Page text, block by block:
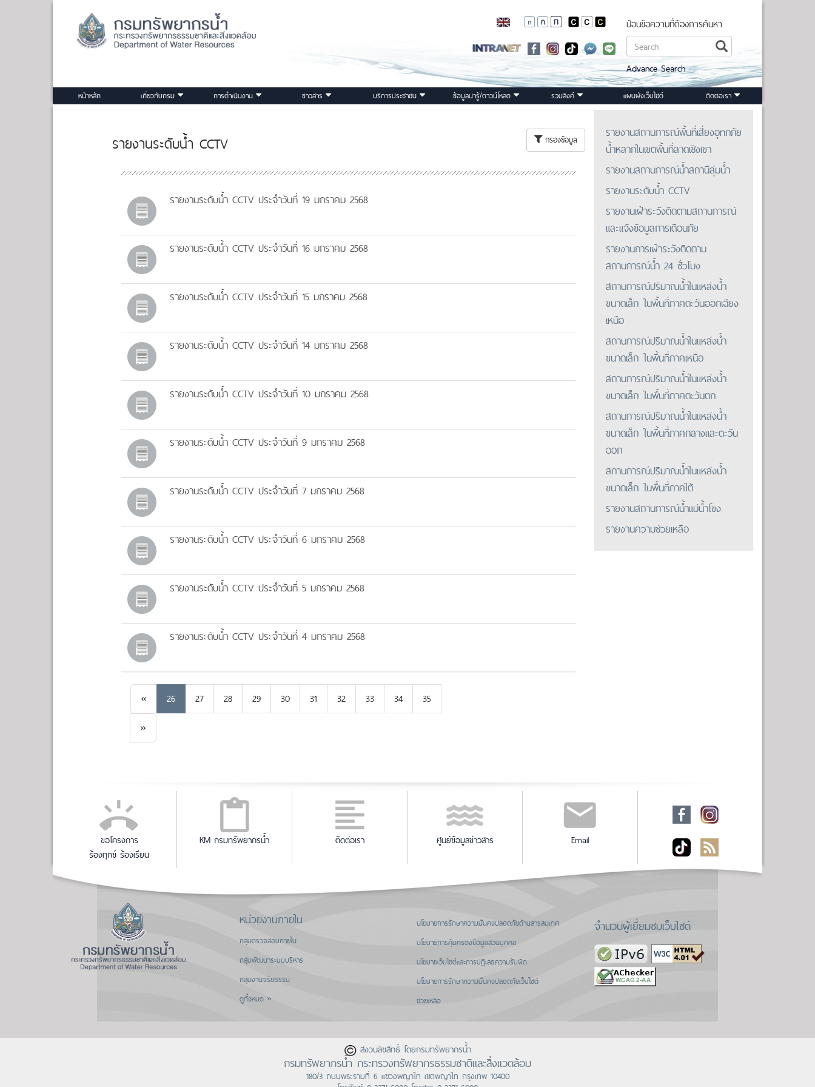
ป้อนข้อความที่ต้องการค้นหา
Advance Search
หน้าหลัก เกี่ยวกับกรม การดำเนินงาน ข่าวสาร บริการประชาชน ข้อมูลน่ารู้/ดาวน์โหลด รวมลิงค์ แผนผังเว็บไซต์ ติดต่อเรา
รายงานระดับน้ำ CCTV กรองข้อมูล
รายงานระดับน้ำ CCTV ประจำวันที่ 19 มกราคม 2568
รายงานระดับน้ำ CCTV ประจำวันที่ 16 มกราคม 2568
รายงานระดับน้ำ CCTV ประจำวันที่ 15 มกราคม 2568
รายงานระดับน้ำ CCTV ประจำวันที่ 14 มกราคม 2568
รายงานระดับน้ำ CCTV ประจำวันที่ 10 มกราคม 2568
รายงานระดับน้ำ CCTV ประจำวันที่ 9 มกราคม 2568
รายงานระดับน้ำ CCTV ประจำวันที่ 7 มกราคม 2568
รายงานระดับน้ำ CCTV ประจำวันที่ 6 มกราคม 2568
รายงานระดับน้ำ CCTV ประจำวันที่ 5 มกราคม 2568
รายงานระดับน้ำ CCTV ประจำวันที่ 4 มกราคม 2568
«Previous
26 27 28 29 30 31 32 33 34
35
»Next
รายงานสถานการณ์พื้นที่เสี่ยงอุทกภัย
น้ำหลากในเขตพื้นที่ลาดเชิงเขา
รายงานสถานการณ์น้ำสถานีลุ่มน้ำ
รายงานระดับน้ำ CCTV
รายงานเฝ้าระวังติดตามสถานการณ์
และแจ้งข้อมูลการเตือนภัย
รายงานการเฝ้าระวังติดตาม
สถานการณ์น้ำ 24 ชั่วโมง
สถานการณ์ปริมาณน้ำในแหล่งน้ำ
ขนาดเล็ก ในพื้นที่ภาคตะวันออกเฉียง
เหนือ
สถานการณ์ปริมาณน้ำในแหล่งน้ำ
ขนาดเล็ก ในพื้นที่ภาคเหนือ
สถานการณ์ปริมาณน้ำในแหล่งน้ำ
ขนาดเล็ก ในพื้นที่ภาคตะวันตก
สถานการณ์ปริมาณน้ำในแหล่งน้ำ
ขนาดเล็ก ในพื้นที่ภาคกลางและตะวัน
ออก
สถานการณ์ปริมาณน้ำในแหล่งน้ำ
ขนาดเล็ก ในพื้นที่ภาคใต้
รายงานสถานการณ์น้ำแม่น้ำโขง
รายงานความช่วยเหลือ
ขอโครงการ
ร้องทุกข์ ร้องเรียน
KM กรมทรัพยากรน้ำ ติดต่อเรา ศูนย์ข้อมูลข่าวสาร Email
หน่วยงานภายใน
กลุ่มตรวจสอบภายใน
กลุ่มพัฒนาระบบบริหาร
กลุ่มงานจริยธรรม
ดูทั้งหมด »
นโยบายการรักษาความมั่นคงปลอดภัยด้านสารสนเทศ
นโยบายการคุ้มครองข้อมูลส่วนบุคคล
นโยบายเว็บไซต์และการปฏิเสธความรับผิด
นโยบายการรักษาความมั่นคงปลอดภัยเว็บไซต์
ช่วยเหลือ
จำนวนผู้เยี่ยมชมเว็บไซต์
สงวนลิขสิทธิ์ โดยกรมทรัพยากรน้ำ
กรมทรัพยากรน้ำ กระทรวงทรัพยากรธรรมชาติและสิ่งแวดล้อม
180/3 ถนนพระรามที่ 6 แขวงพญาไท เขตพญาไท กรุงเทพ 10400